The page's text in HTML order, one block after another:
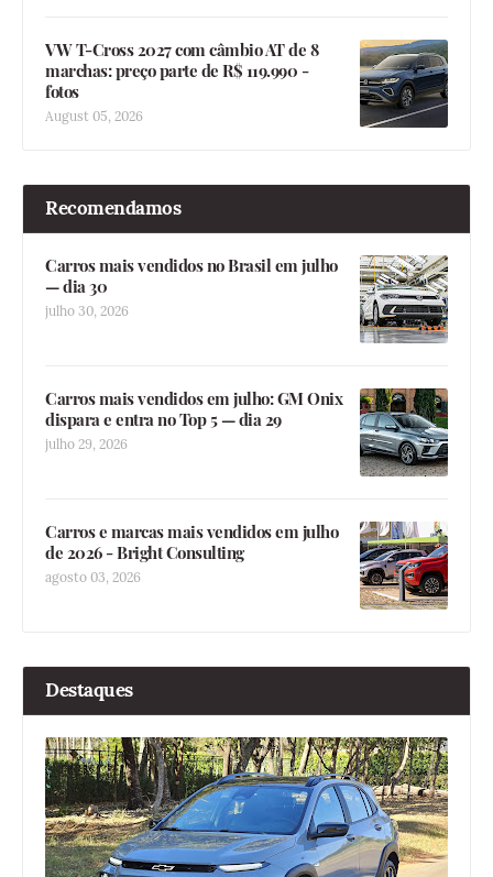
VW T-Cross 2027 com câmbio AT de 8
marchas: preço parte de R$ 119.990 -
fotos
August 05, 2026
Recomendamos
Carros mais vendidos no Brasil em julho
— dia 30
julho 30, 2026
Carros mais vendidos em julho: GM Onix
dispara e entra no Top 5 — dia 29
julho 29, 2026
Carros e marcas mais vendidos em julho
de 2026 - Bright Consulting
agosto 03, 2026
Destaques